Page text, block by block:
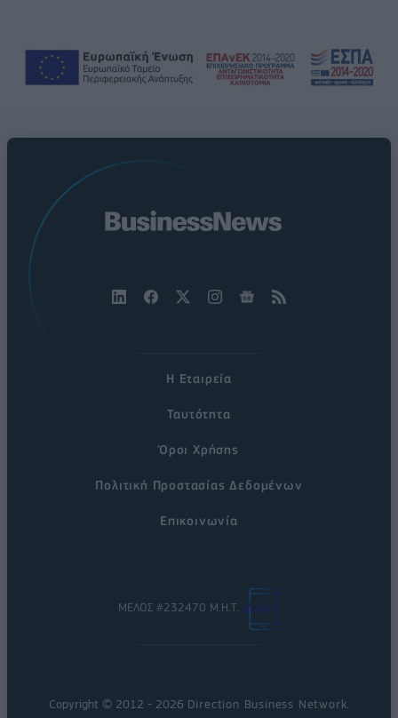
Η Εταιρεία
Ταυτότητα
Όροι Χρήσης
Πολιτική Προστασίας Δεδομένων
Επικοινωνία
ΜΕΛΟΣ #232470 Μ.Η.Τ.
Copyright © 2012 - 2026 Direction Business Network